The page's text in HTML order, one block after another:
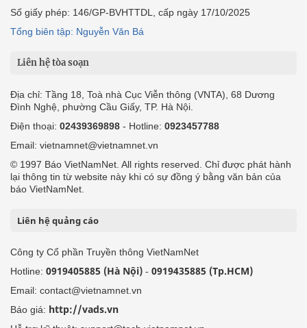
Số giấy phép: 146/GP-BVHTTDL, cấp ngày 17/10/2025
Tổng biên tập: Nguyễn Văn Bá
Liên hệ tòa soạn
Địa chỉ: Tầng 18, Toà nhà Cục Viễn thông (VNTA), 68 Dương
Đình Nghệ, phường Cầu Giấy, TP. Hà Nội.
Điện thoại: 02439369898 - Hotline: 0923457788
Email: vietnamnet@vietnamnet.vn
© 1997 Báo VietNamNet. All rights reserved. Chỉ được phát hành
lại thông tin từ website này khi có sự đồng ý bằng văn bản của
báo VietNamNet.
Liên hệ quảng cáo
Công ty Cổ phần Truyền thông VietNamNet
Hotline: 0919405885 (Hà Nội) - 0919435885 (Tp.HCM)
Email: contact@vietnamnet.vn
Báo giá: http://vads.vn